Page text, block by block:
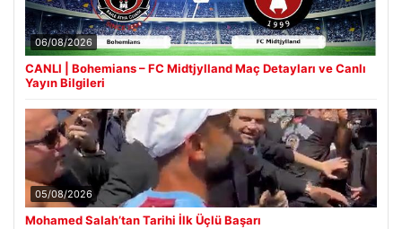
06/08/2026
CANLI | Bohemians – FC Midtjylland Maç Detayları ve Canlı
Yayın Bilgileri
05/08/2026
Mohamed Salah’tan Tarihi İlk Üçlü Başarı